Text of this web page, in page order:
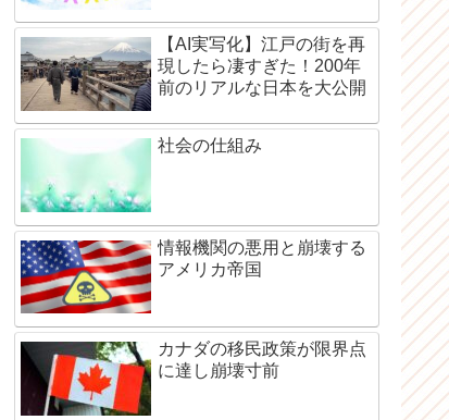
【AI実写化】江戸の街を再
現したら凄すぎた！200年
前のリアルな日本を大公開
社会の仕組み
情報機関の悪用と崩壊する
アメリカ帝国
カナダの移民政策が限界点
に達し崩壊寸前